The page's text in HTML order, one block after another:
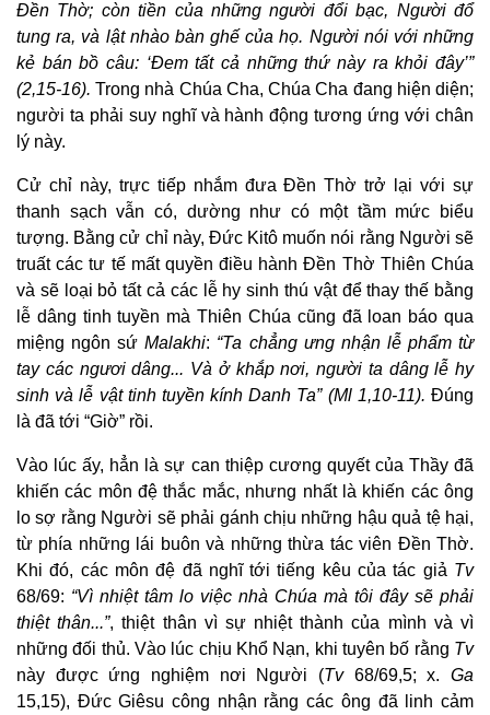
Đền Thờ; còn tiền của những người đổi bạc, Người đổ
tung ra, và lật nhào bàn ghế của họ. Người nói với những
kẻ bán bồ câu: ‘Đem tất cả những thứ này ra khỏi đây’”
(2,15-16). Trong nhà Chúa Cha, Chúa Cha đang hiện diện;
người ta phải suy nghĩ và hành động tương ứng với chân
lý này.
Cử chỉ này, trực tiếp nhắm đưa Đền Thờ trở lại với sự
thanh sạch vẫn có, dường như có một tầm mức biểu
tượng. Bằng cử chỉ này, Đức Kitô muốn nói rằng Người sẽ
truất các tư tế mất quyền điều hành Đền Thờ Thiên Chúa
và sẽ loại bỏ tất cả các lễ hy sinh thú vật để thay thế bằng
lễ dâng tinh tuyền mà Thiên Chúa cũng đã loan báo qua
miệng ngôn sứMalakhi: “Ta chẳng ưng nhận lễ phẩm từ
tay các ngươi dâng... Và ở khắp nơi, người ta dâng lễ hy
sinh và lễ vật tinh tuyền kính Danh Ta” (Ml 1,10-11). Đúng
là đã tới “Giờ” rồi.
Vào lúc ấy, hẳn là sự can thiệp cương quyết của Thầy đã
khiến các môn đệ thắc mắc, nhưng nhất là khiến các ông
lo sợ rằng Người sẽ phải gánh chịu những hậu quả tệ hại,
từ phía những lái buôn và những thừa tác viên Đền Thờ.
Khi đó, các môn đệ đã nghĩ tới tiếng kêu của tác giả Tv
68/69: “Vì nhiệt tâm lo việc nhà Chúa mà tôi đây sẽ phải
thiệt thân...”, thiệt thân vì sự nhiệt thành của mình và vì
những đối thủ. Vào lúc chịu Khổ Nạn, khi tuyên bố rằng Tv
này được ứng nghiệm nơi Người (Tv68/69,5; x. Ga
15,15), Đức Giêsu công nhận rằng các ông đã linh cảm